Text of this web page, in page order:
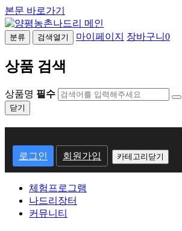
본문 바로가기
분류 검색열기 마이페이지 장바구니 0
상품 검색
상품명 필수
닫기
원
로
그
인
로그인 회원가입 카테고리닫기
체험프로그램
나드리장터
커뮤니티